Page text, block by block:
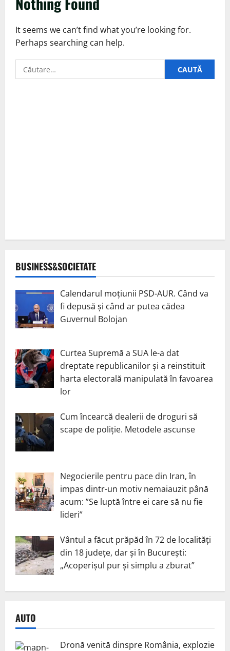
It seems we can’t find what you’re looking for.
Perhaps searching can help.
Caută
după:
BUSINESS&SOCIETATE
Calendarul moțiunii PSD-AUR. Când va
fi depusă și când ar putea cădea
Guvernul Bolojan
Curtea Supremă a SUA le-a dat
dreptate republicanilor și a reinstituit
harta electorală manipulată în favoarea
lor
Cum încearcă dealerii de droguri să
scape de poliție. Metodele ascunse
Negocierile pentru pace din Iran, în
impas dintr-un motiv nemaiauzit până
acum: ”Se luptă între ei care să nu fie
lideri”
Vântul a făcut prăpăd în 72 de localități
din 18 județe, dar și în București:
„Acoperișul pur și simplu a zburat”
AUTO
Dronă venită dinspre România, explozie